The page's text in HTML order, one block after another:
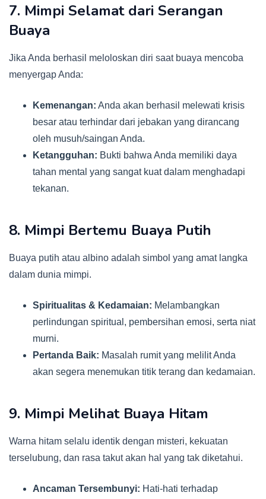
7. Mimpi Selamat dari Serangan
Buaya
Jika Anda berhasil meloloskan diri saat buaya mencoba
menyergap Anda:
Kemenangan: Anda akan berhasil melewati krisis
besar atau terhindar dari jebakan yang dirancang
oleh musuh/saingan Anda.
Ketangguhan: Bukti bahwa Anda memiliki daya
tahan mental yang sangat kuat dalam menghadapi
tekanan.
8. Mimpi Bertemu Buaya Putih
Buaya putih atau albino adalah simbol yang amat langka
dalam dunia mimpi.
Spiritualitas & Kedamaian: Melambangkan
perlindungan spiritual, pembersihan emosi, serta niat
murni.
Pertanda Baik: Masalah rumit yang melilit Anda
akan segera menemukan titik terang dan kedamaian.
9. Mimpi Melihat Buaya Hitam
Warna hitam selalu identik dengan misteri, kekuatan
terselubung, dan rasa takut akan hal yang tak diketahui.
Ancaman Tersembunyi: Hati-hati terhadap